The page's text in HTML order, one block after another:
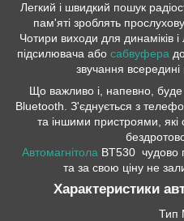
Легкий і швидкий пошук
пам'яті зроблять
Чотири виходи для динаміків і
підсилювача або сабвуфера
звучання
Що важливо і, напевно, буде
Bluetooth. З'єднується з
та іншими пристроями,
АвтомагнітолаBT530 чудово
та за свою ціну не
Характеристики
Тип